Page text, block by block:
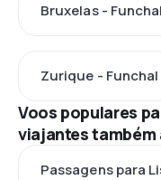
Bruxelas - Funchal
Zurique - Funchal
Voos populares
viajantes
Passagens para